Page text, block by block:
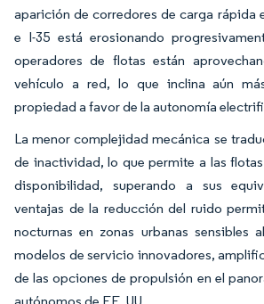
aparición de corredores de carga rápida
e I-35 está erosionando
operadores de flotas están
vehículo a red, lo que inclina aún
propiedad a favor de la autonomía
La menor complejidad mecánica se
de inactividad, lo que permite a las
disponibilidad, superando a sus
ventajas de la reducción del ruido
nocturnas en zonas urbanas sensibles
modelos de servicio innovadores,
de las opciones de propulsión en el